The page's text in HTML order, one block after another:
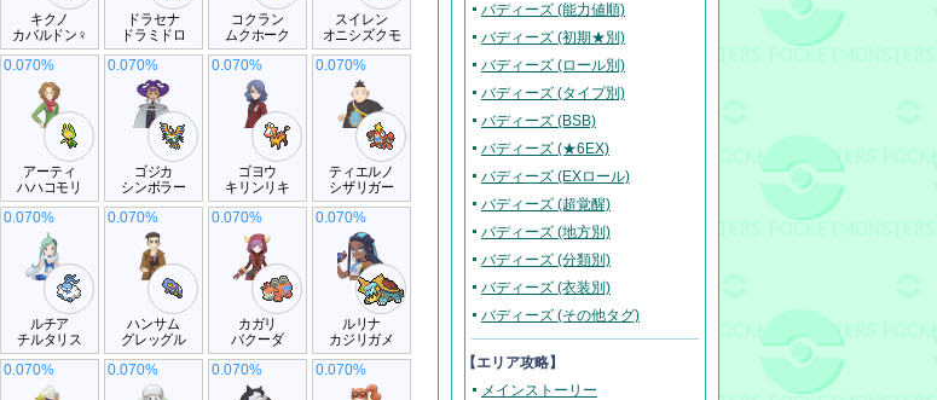
キクノ
カバルドン♀
ドラセナ
ドラミドロ
コクラン
ムクホーク
スイレン
オニシズクモ
アーティ
ハハコモリ
0.070%
ゴジカ
シンボラー
0.070%
ゴヨウ
キリンリキ
0.070%
ティエルノ
シザリガー
0.070%
ルチア
チルタリス
0.070%
ハンサム
グレッグル
0.070%
カガリ
バクーダ
0.070%
ルリナ
カジリガメ
0.070%
0.070% 0.070% 0.070% 0.070%
バディーズ (能力値順)
バディーズ (初期★別)
バディーズ (ロール別)
バディーズ (タイプ別)
バディーズ (BSB)
バディーズ (★6EX)
バディーズ (EXロール)
バディーズ (超覚醒)
バディーズ (地方別)
バディーズ (分類別)
バディーズ (衣装別)
バディーズ (その他タグ)
【エリア攻略】
メインストーリー